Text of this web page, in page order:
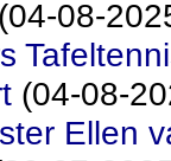
(04-08-
(04-08-
Ellen